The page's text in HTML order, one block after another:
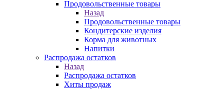
Продовольственные товары
Назад
Продовольственные товары
Кондитерские изделия
Корма для животных
Напитки
Распродажа остатков
Назад
Распродажа остатков
Хиты продаж